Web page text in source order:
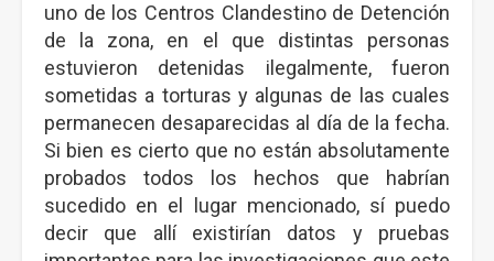
uno de los Centros Clandestino de Detención
de la zona, en el que distintas personas
estuvieron detenidas ilegalmente, fueron
sometidas a torturas y algunas de las cuales
permanecen desaparecidas al día de la fecha.
Si bien es cierto que no están absolutamente
probados todos los hechos que habrían
sucedido en el lugar mencionado, sí puedo
decir que allí existirían datos y pruebas